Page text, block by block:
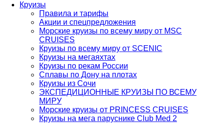
Круизы
Правила и тарифы
Акции и спецпредложения
Морские круизы по всему миру от MSC
CRUISES
Круизы по всему миру от SCENIC
Круизы на мегаяхтах
Круизы по рекам России
Сплавы по Дону на плотах
Круизы из Сочи
ЭКСПЕДИЦИОННЫЕ КРУИЗЫ ПО ВСЕМУ
МИРУ
Морские круизы от PRINCESS CRUISES
Круизы на мега паруснике Club Med 2